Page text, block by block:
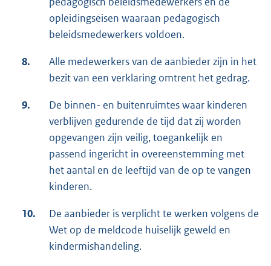
opleidingseisen waaraan pedagogisch
beleidsmedewerkers voldoen.
8.
Alle medewerkers van de aanbieder zijn in het
bezit van een verklaring omtrent het gedrag.
9.
De binnen- en buitenruimtes waar kinderen
verblijven gedurende de tijd dat zij worden
opgevangen zijn veilig, toegankelijk en
passend ingericht in overeenstemming met
het aantal en de leeftijd van de op te vangen
kinderen.
10.
De aanbieder is verplicht te werken volgens de
Wet op de meldcode huiselijk geweld en
kindermishandeling.